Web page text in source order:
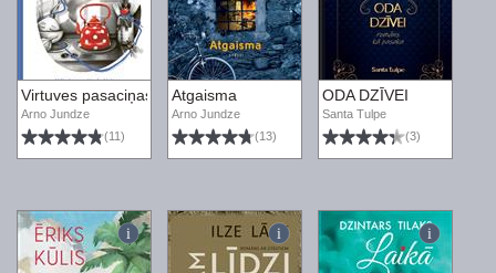
Virtuves pasaciņas
Arno Jundze
(11)
Atgaisma
Arno Jundze
(13)
ODA DZĪVEI
Santa Tulpe
(3)